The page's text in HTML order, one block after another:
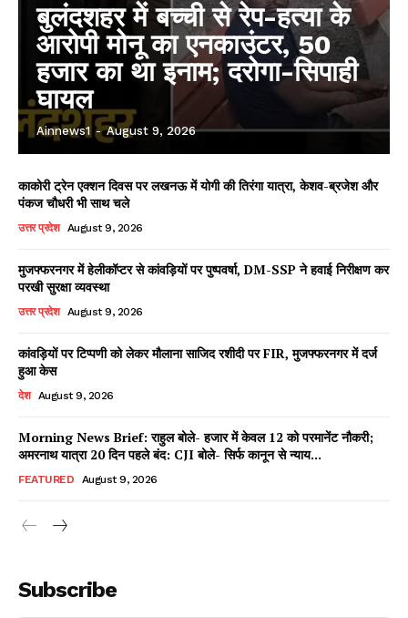
Facebook
X WhatsApp
Read Latest News on AIN
बुलंदशहर में बच्ची से रेप-हत्या के
आरोपी मोनू का एनकाउंटर, 50
हजार का था इनाम; दरोगा-सिपाही
घायल
Ainnews1 - August 9, 2026
काकोरी ट्रेन एक्शन दिवस पर लखनऊ में योगी की तिरंगा यात्रा, केशव-ब्रजेश और
पंकज चौधरी भी साथ चले
उत्तर प्रदेश August 9, 2026
मुजफ्फरनगर में हेलीकॉप्टर से कांवड़ियों पर पुष्पवर्षा, DM-SSP ने हवाई निरीक्षण कर
परखी सुरक्षा व्यवस्था
उत्तर प्रदेश August 9, 2026
कांवड़ियों पर टिप्पणी को लेकर मौलाना साजिद रशीदी पर FIR, मुजफ्फरनगर में दर्ज
हुआ केस
देश August 9, 2026
Morning News Brief: राहुल बोले- हजार में केवल 12 को परमानेंट नौकरी;
अमरनाथ यात्रा 20 दिन पहले बंद: CJI बोले- सिर्फ कानून से न्याय...
FEATURED August 9, 2026
Subscribe